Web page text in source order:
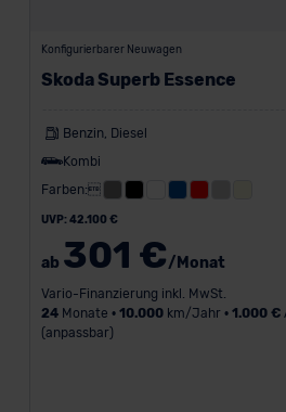
Konfigurierbarer Neuwagen
Skoda Superb Essence
Benzin, Diesel
Kombi
Farben:
UVP: 42.100 €
ab 301 €/Monat
Vario-Finanzierung inkl. MwSt.
24Monate • 10.000km/Jahr • 1.000 €
(anpassbar)